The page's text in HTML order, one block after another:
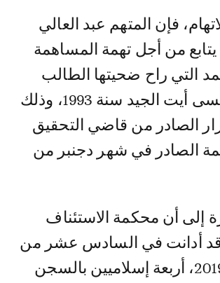
فإن المتهم عبد العالي
من أجل تهمة المساهمة
التي راح ضحيتها الطالب
اليساري بنعيسى أيت الجيد سنة 1993، وذلك
الصادر من قاضي التحقيق
الصادر في شهر دجنبر من
إلى أن محكمة الاستئناف
أدانت في السادس عشر من
شهر شتنبر 2019، أربعة إسلاميين بالسجن